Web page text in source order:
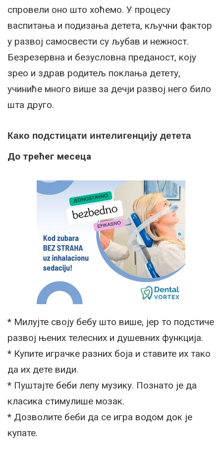
спровели оно што хоћемо. У процесу
васпитања и подизања детета, кључни фактор
у развој самосвести су љубав и нежност.
Безрезервна и безусловна преданост, коју
зрео и здрав родитељ поклања детету,
учиниће много више за дечји развој него било
шта друго.
Како подстицати интелигенцију детета
До трећег месеца
* Милујте своју бебу што више, јер то подстиче
развој њених телесних и душевних функција.
* Купите играчке разних боја и ставите их тако
да их дете види.
* Пуштајте беби лепу музику. Познато је да
класика стимулише мозак.
* Дозволите беби да се игра водом док је
купате.